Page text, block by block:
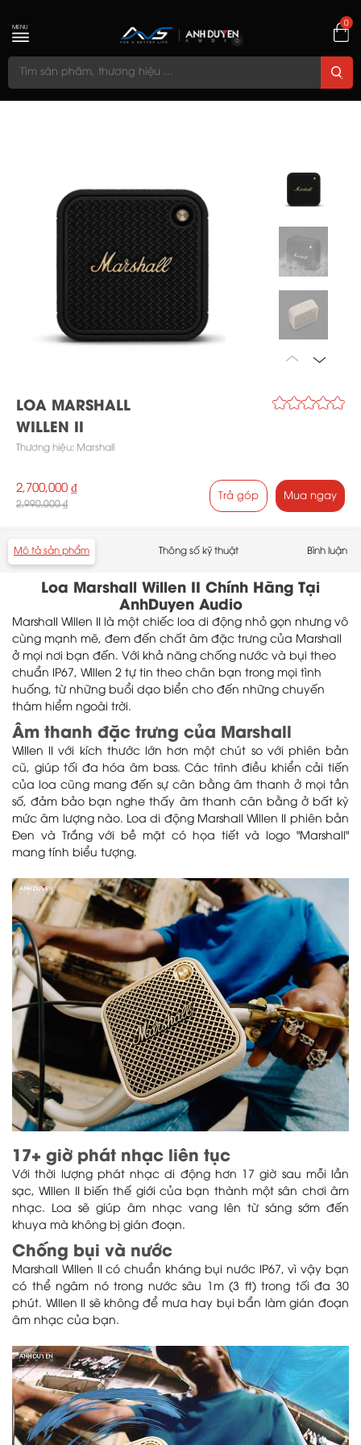
0
MENU
LOA MARSHALL
WILLEN II
Thương hiệu: Marshall
2,700,000 ₫
2,990,000 ₫
Trả góp Mua ngay
Mô tả sản phẩm Thông số kỹ thuật Bình luận
Loa Marshall Willen II Chính Hãng Tại
AnhDuyen Audio
Marshall Willen II là một chiếc loa di động nhỏ gọn nhưng vô
cùng mạnh mẽ, đem đến chất âm đặc trưng của Marshall
ở mọi nơi bạn đến. Với khả năng chống nước và bụi theo
chuẩn IP67, Willen 2 tự tin theo chân bạn trong mọi tình
huống, từ những buổi dạo biển cho đến những chuyến
thám hiểm ngoài trời.
Âm thanh đặc trưng của Marshall
Willen II với kích thước lớn hơn một chút so với phiên bản
cũ, giúp tối đa hóa âm bass. Các trình điều khiển cải tiến
của loa cũng mang đến sự cân bằng âm thanh ở mọi tần
số, đảm bảo bạn nghe thấy âm thanh cân bằng ở bất kỳ
mức âm lượng nào. Loa di động Marshall Willen II phiên bản
Đen và Trắng với bề mặt có họa tiết và logo "Marshall"
mang tính biểu tượng.
17+ giờ phát nhạc liên tục
Với thời lượng phát nhạc di động hơn 17 giờ sau mỗi lần
sạc, Willen II biến thế giới của bạn thành một sân chơi âm
nhạc. Loa sẽ giúp âm nhạc vang lên từ sáng sớm đến
khuya mà không bị gián đoạn.
Chống bụi và nước
Marshall Willen II có chuẩn kháng bụi nước IP67, vì vậy bạn
có thể ngâm nó trong nước sâu 1m (3 ft) trong tối đa 30
phút. Willen II sẽ không để mưa hay bụi bẩn làm gián đoạn
âm nhạc của bạn.